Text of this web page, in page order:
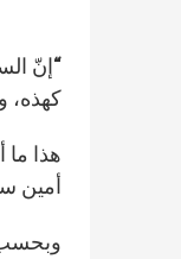
“إنّ
كهذه،
أمين سرّ
وبحسب